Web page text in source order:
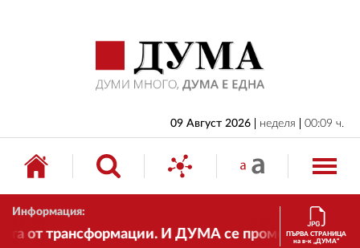
09 Август 2026 неделя 00:09 ч.
Информация:
трансформации. И ДУМА се променя и става
ПЪРВА СТРАНИЦА
на в-к „ДУМА“
БЪЛГАРИЯ
ИКОНОМИКА
ИЗБОРИ
СВЯТ